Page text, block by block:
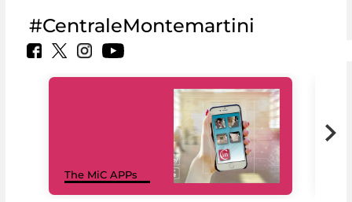
#CentraleMontemartini
The MiC APPs